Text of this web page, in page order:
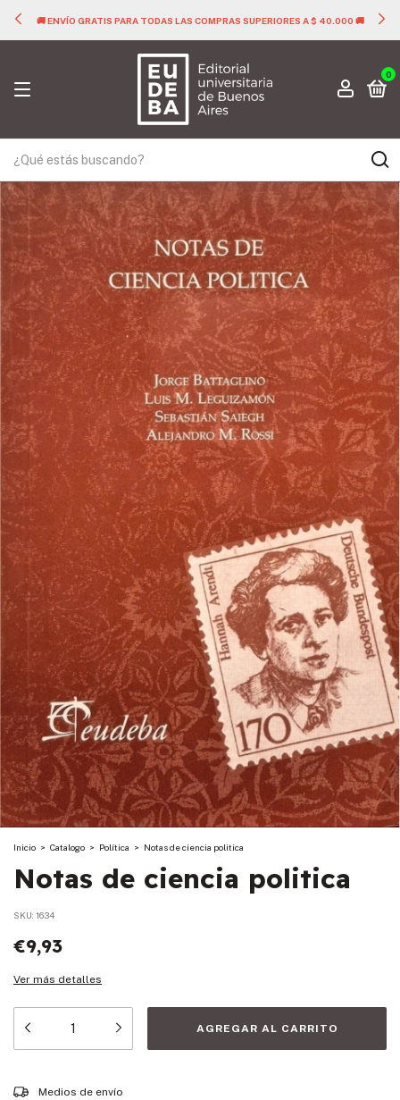
🚚 ENVÍO GRATIS PARA TODAS LAS COMPRAS SUPERIORES A $ 40.000 🚚
0
Inicio > Catalogo > Política > Notas de ciencia politica
Notas de ciencia politica
SKU: 1634
€9,93
Ver más detalles
Entregas para el CP:
Medios de envío